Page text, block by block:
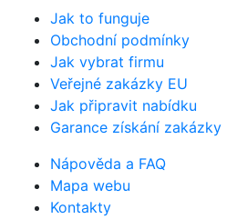
Jak to funguje
Obchodní podmínky
Jak vybrat firmu
Veřejné zakázky EU
Jak připravit nabídku
Garance získání zakázky
Nápověda a FAQ
Mapa webu
Kontakty